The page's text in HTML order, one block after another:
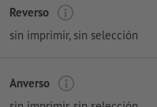
Reverso
sin imprimir, sin selección
Anverso